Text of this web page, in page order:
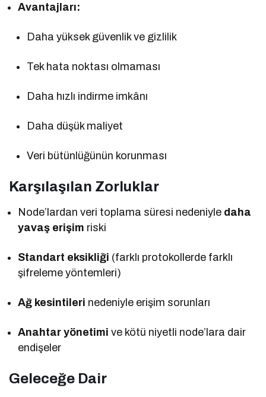
Avantajları:
Daha yüksek güvenlik ve gizlilik
Tek hata noktası olmaması
Daha hızlı indirme imkânı
Daha düşük maliyet
Veri bütünlüğünün korunması
Karşılaşılan Zorluklar
Node’lardan veri toplama süresi nedeniyle daha
yavaş erişim riski
Standart eksikliği (farklı protokollerde farklı
şifreleme yöntemleri)
Ağ kesintileri nedeniyle erişim sorunları
Anahtar yönetimi ve kötü niyetli node’lara dair
endişeler
Geleceğe Dair